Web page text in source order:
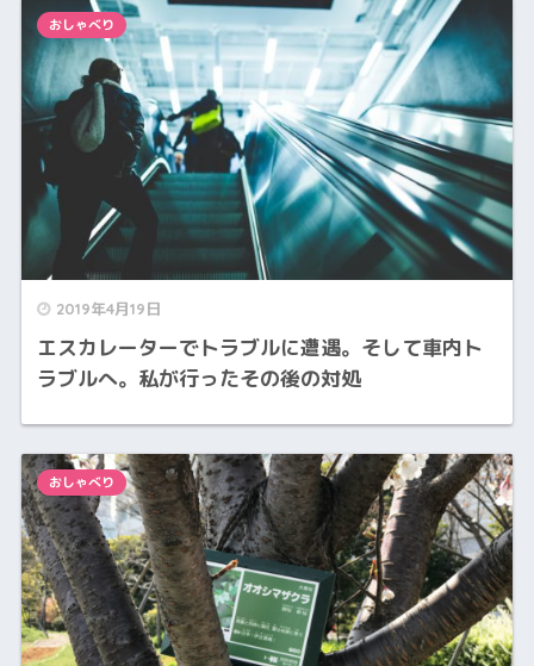
2019年4月19日
エスカレーターでトラブルに遭遇。そして車内ト
ラブルへ。私が行ったその後の対処
おしゃべり
おしゃべり